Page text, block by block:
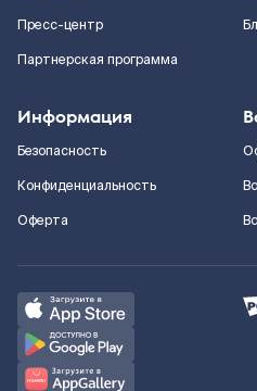
Пресс-центр
Партнерская программа
Информация
Безопасность
Конфиденциальность
Оферта